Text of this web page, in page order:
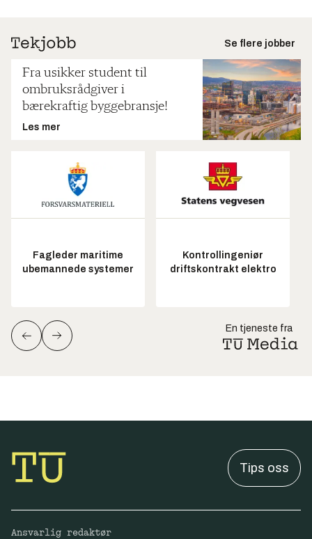
Se flere jobber
Fra usikker student til
ombruksrådgiver i
bærekraftig byggebransje!
Les mer
Fagleder maritime
ubemannede systemer
Kontrollingeniør
driftskontrakt elektro
En tjeneste fra
Tips oss
Ansvarlig redaktør